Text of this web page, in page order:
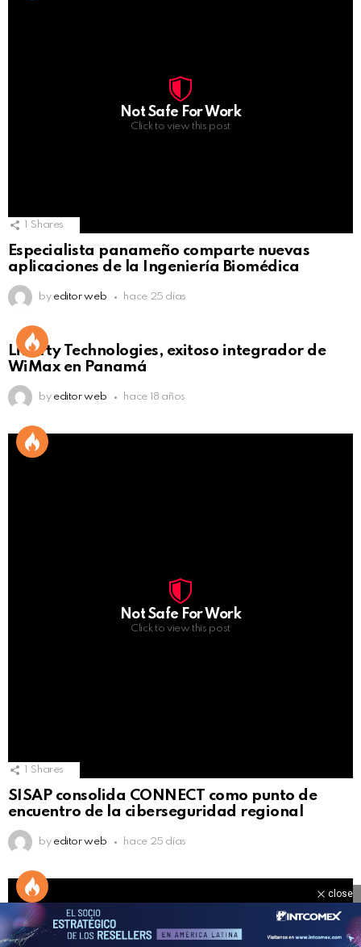
Not Safe For Work
Click to view this post
Shares
Especialista panameño comparte nuevas
aplicaciones de la Ingeniería Biomédica
by editor web hace 25 días
Liberty Technologies, exitoso integrador de
WiMax en Panamá
by editor web hace 18 años
Not Safe For Work
Click to view this post
Shares
SISAP consolida CONNECT como punto de
encuentro de la ciberseguridad regional
by editor web hace 25 días
close